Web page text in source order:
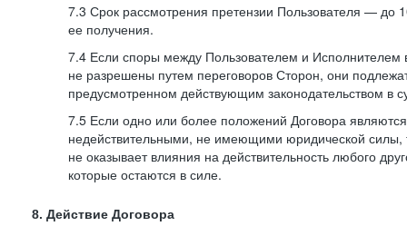
7.3 Срок рассмотрения претензии Пользователя — до
ее получения.
7.4 Если споры между Пользователем и Исполнителем
не разрешены путем переговоров Сторон, они
предусмотренном действующим законодательством в
7.5 Если одно или более положений Договора
недействительными, не имеющими юридической силы,
не оказывает влияния на действительность любого
которые остаются в силе.
8. Действие Договора